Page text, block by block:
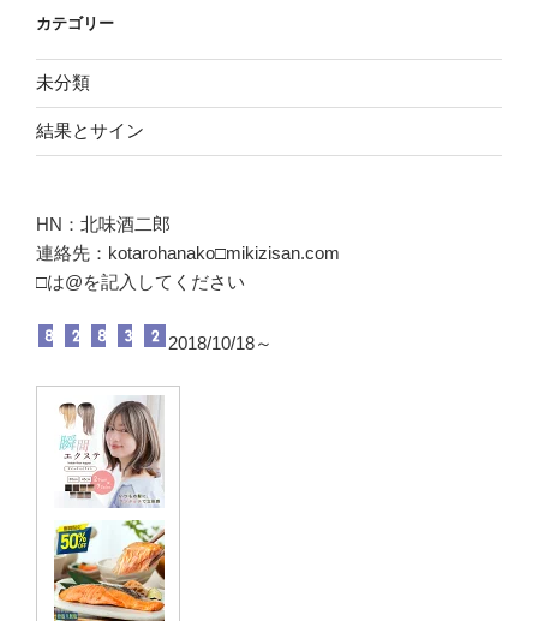
ブ
カテゴリー
未分類
結果とサイン
HN：北味酒二郎
連絡先：kotarohanako□mikizisan.com
□は@を記入してください
2018/10/18～